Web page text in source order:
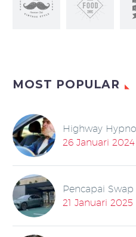
MOST POPULAR
Highway
26 Januari 2024
Pencapai
21 Januari 2025